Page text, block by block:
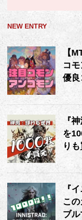
NEW ENTRY
【
コ
優良
『
を
り
『
こ
ブ